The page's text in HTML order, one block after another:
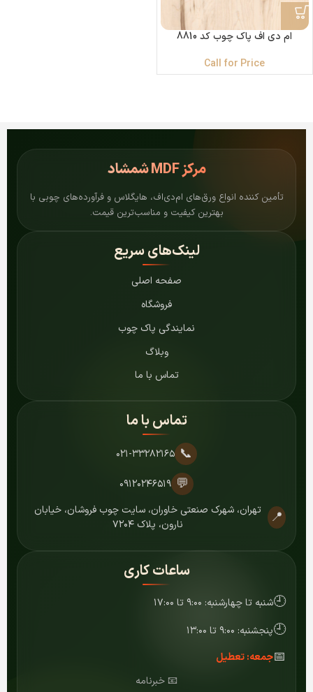
ام دی اف پاک چوب کد 8810
Call for Price
مرکزMDF شمشاد
تأمین کننده انواع ورق‌های ام‌دی‌اف، هایگلاس و فرآورده‌های چوبی با
بهترین کیفیت و مناسب‌ترین قیمت.
لینک‌های سریع
صفحه اصلی
فروشگاه
نمایندگی پاک چوب
وبلاگ
تماس با ما
تماس با ما
📞 ۰۲۱-۳۳۲۸۲۱۶۵
💬 ۰۹۱۲۰۲۴۶۵۱۹
📍
تهران، شهرک صنعتی خاوران، سایت چوب فروشان، خیابان
نارون، پلاک ۷۲۰۴
ساعات کاری
🕘شنبه تا چهارشنبه: ۹:۰۰ تا ۱۷:۰۰
🕘پنجشنبه: ۹:۰۰ تا ۱۳:۰۰
📅جمعه: تعطیل
📧 خبرنامه